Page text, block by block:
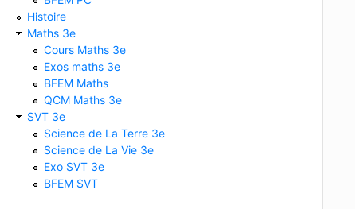
Histoire
Maths 3e
Cours Maths 3e
Exos maths 3e
BFEM Maths
QCM Maths 3e
SVT 3e
Science de La Terre 3e
Science de La Vie 3e
Exo SVT 3e
BFEM SVT